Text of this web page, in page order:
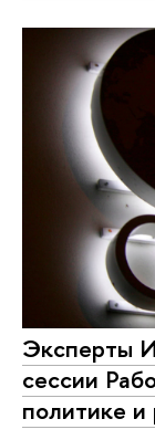
Эксперты
сессии
политике